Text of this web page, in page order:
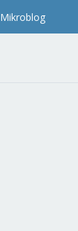
Mikroblog